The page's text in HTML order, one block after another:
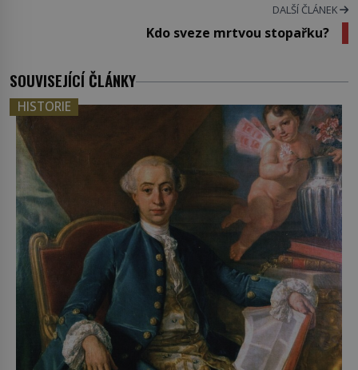
DALŠÍ ČLÁNEK
Kdo sveze mrtvou stopařku?
SOUVISEJÍCÍ ČLÁNKY
HISTORIE